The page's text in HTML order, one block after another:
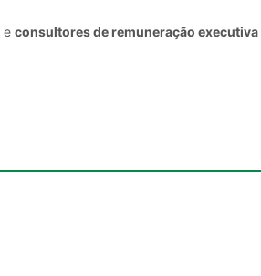
e consultores de remuneração executiva